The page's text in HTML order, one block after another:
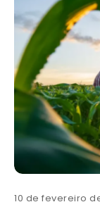
10 de fevereiro